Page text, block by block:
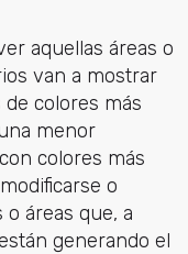
aquellas áreas o
van a mostrar
colores más
menor
colores más
o
áreas que, a
generando el